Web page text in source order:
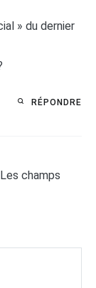
» du dernier
RÉPONDRE
Les champs